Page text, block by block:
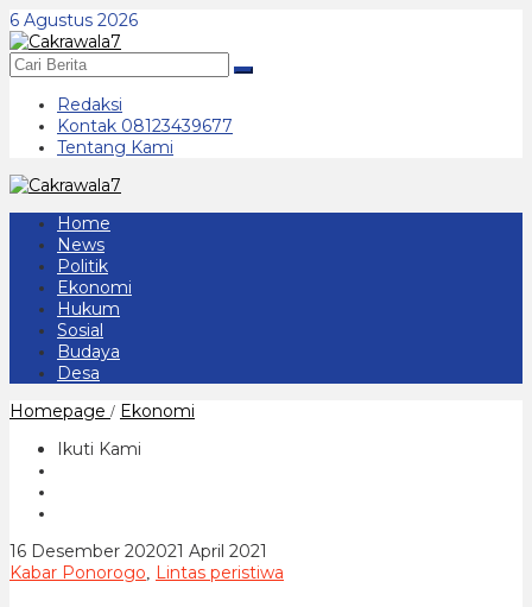
Lewati
ke
konten
6 Agustus 2026
Redaksi
Kontak 08123439677
Tentang Kami
Home
News
Politik
Ekonomi
Hukum
Sosial
Budaya
Desa
Homepage / Ekonomi
Rel
KA
Diduga
Ikuti Kami
16 Desember 202021 April 2021
cakrawala
Kabar Ponorogo, Lintas peristiwa